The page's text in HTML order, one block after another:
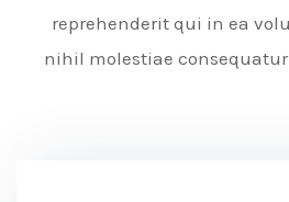
reprehenderit qui in ea
nihil molestiae